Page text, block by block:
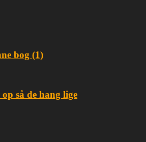
bog (1)
så de hang lige